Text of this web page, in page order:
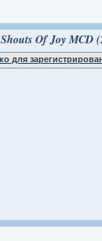
Shouts Of Joy MCD
для